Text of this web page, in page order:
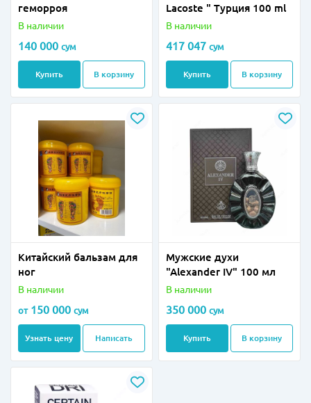
геморроя
В наличии
140 000 сум
Купить В корзину
Lacoste " Турция 100 ml
В наличии
417 047 сум
Купить В корзину
Китайский бальзам для
ног
В наличии
от150 000 сум
Узнать цену Написать
Мужские духи
"Alexander IV" 100 мл
В наличии
350 000 сум
Купить В корзину